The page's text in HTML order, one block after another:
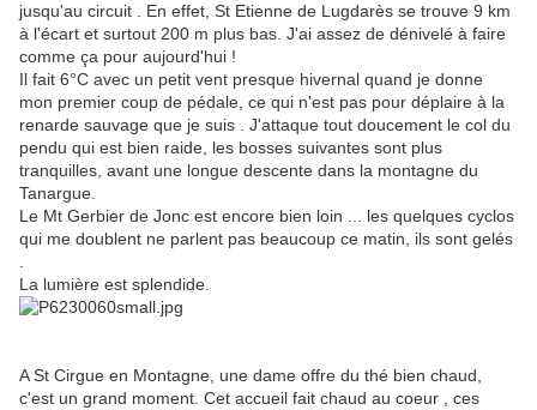
jusqu'au circuit . En effet, St Etienne de Lugdarès se trouve 9 km
à l'écart et surtout 200 m plus bas. J'ai assez de dénivelé à faire
comme ça pour aujourd'hui !
Il fait 6°C avec un petit vent presque hivernal quand je donne
mon premier coup de pédale, ce qui n'est pas pour déplaire à la
renarde sauvage que je suis . J'attaque tout doucement le col du
pendu qui est bien raide, les bosses suivantes sont plus
tranquilles, avant une longue descente dans la montagne du
Tanargue.
Le Mt Gerbier de Jonc est encore bien loin ... les quelques cyclos
qui me doublent ne parlent pas beaucoup ce matin, ils sont gelés
La lumière est splendide.
A St Cirgue en Montagne, une dame offre du thé bien chaud,
c'est un grand moment. Cet accueil fait chaud au coeur , ces